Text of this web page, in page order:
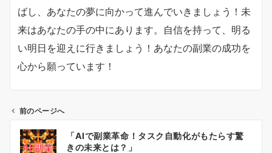
ばし、あなたの夢に向かって進んでいきましょう！未
来はあなたの手の中にあります。自信を持って、明る
い明日を迎えに行きましょう！あなたの副業の成功を
心から願っています！
前のページへ
「AIで副業革命！タスク自動化がもたらす驚
きの未来とは？」